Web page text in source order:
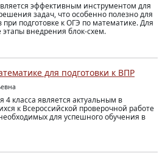
эффективным инструментом для
задач, что особенно полезно для
подготовке к ОГЭ по математике. Для
внедрения блок-схем.
для подготовки к ВПР
класса является актуальным в
к Всероссийской проверочной работе
для успешного обучения в